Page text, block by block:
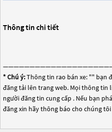
Thông tin chi tiết
* Chú ý:Thông tin rao bán xe: "" bạn
đăng tải lên trang web. Mọi thông tin
người đăng tin cung cấp . Nếu bạn
đăng xin hãy thông báo cho chúng tôi